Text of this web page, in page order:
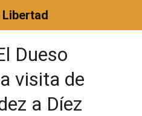
Libertad
Dueso
visita de
a Díez